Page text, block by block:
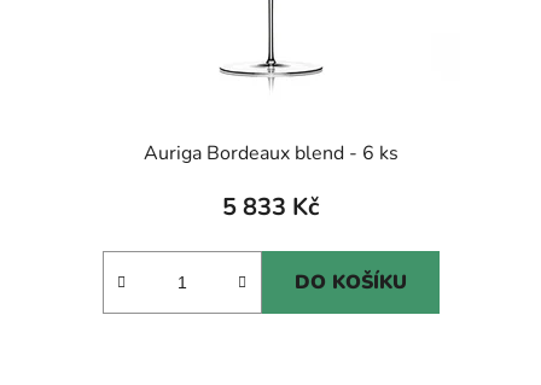
Auriga Bordeaux blend - 6 ks
5 833 Kč
DO KOŠÍKU